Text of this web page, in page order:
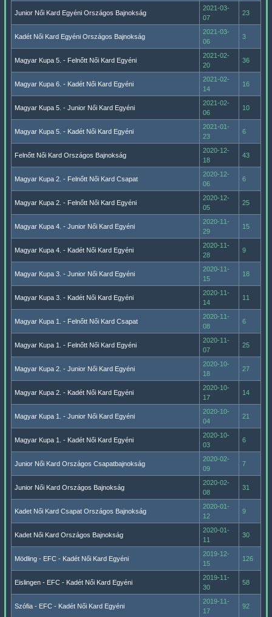
Junior Női Kard Egyéni Országos Bajnokság
2021-03-
07
23
Kadét Női Kard Egyéni Országos Bajnokság
2021-03-
06
3
Magyar Kupa 5. - Felnőtt Női Kard Egyéni
2021-02-
20
36
Magyar Kupa 6. - Kadét Női Kard Egyéni
2021-02-
14
16
Magyar Kupa 5. - Junior Női Kard Egyéni
2021-02-
06
10
Magyar Kupa 5. - Kadét Női Kard Egyéni
2021-01-
23
6
Felnőtt Női Kard Országos Bajnokság
2020-12-
18
43
Magyar Kupa 2. - Felnőtt Női Kard Csapat
2020-12-
06
6
Magyar Kupa 2. - Felnőtt Női Kard Egyéni
2020-12-
05
25
Magyar Kupa 4. - Junior Női Kard Egyéni
2020-11-
29
15
Magyar Kupa 4. - Kadét Női Kard Egyéni
2020-11-
28
9
Magyar Kupa 3. - Junior Női Kard Egyéni
2020-11-
15
18
Magyar Kupa 3. - Kadét Női Kard Egyéni
2020-11-
14
11
Magyar Kupa 1. - Felnőtt Női Kard Csapat
2020-11-
08
6
Magyar Kupa 1. - Felnőtt Női Kard Egyéni
2020-11-
07
25
Magyar Kupa 2. - Junior Női Kard Egyéni
2020-10-
18
27
Magyar Kupa 2. - Kadét Női Kard Egyéni
2020-10-
17
14
Magyar Kupa 1. - Junior Női Kard Egyéni
2020-10-
04
21
Magyar Kupa 1. - Kadét Női Kard Egyéni
2020-10-
03
6
Junior Női Kard Országos Csapatbajnokság
2020-02-
09
7
Junior Női Kard Országos Bajnokság
2020-02-
08
31
Kadet Női Kard Csapat Országos Bajnokság
2020-01-
12
9
Kadet Női Kard Országos Bajnokság
2020-01-
11
30
Mödling - EFC - Kadét Női Kard Egyéni
2019-12-
15
126
Eislingen - EFC - Kadét Női Kard Egyéni
2019-11-
30
58
Szófia - EFC - Kadét Női Kard Egyéni
2019-11-
17
92